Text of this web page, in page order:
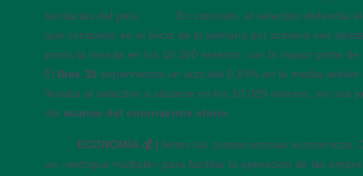
sanitarias del país.
En concreto, el selectivo defendía
que conquistó en el inicio de la semana por primera vez
ponía la mirada en los 10.100 enteros, con la mayor parte
El Ibex 35 experimenta un alza del 0,83% en la media
llevaba al selectivo a situarse en los 10.089 enteros, en una
del avance del coronavirus chino.
ECONOMÍA 💰 | Antes las consecuencias económicas,
un «enfoque múltiple» para facilitar la operación de las